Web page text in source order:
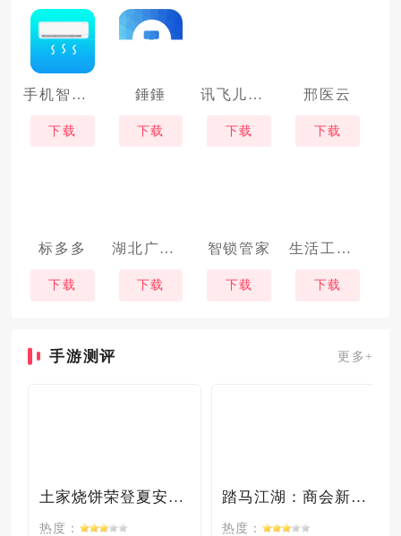
手机智能空调遥控器
下载
錘錘
下载
讯飞儿童手表
下载
邢医云
下载
标多多
下载
湖北广电局
下载
智锁管家
下载
生活工具箱
下载
手游测评 更多+
土家烧饼荣登夏安必吃榜？烧饼西施摇身成流量网红！
热度：
踏马江湖：商会新玩法坑惨奸商，拼多多砍一砍洗脑夏安！
热度：